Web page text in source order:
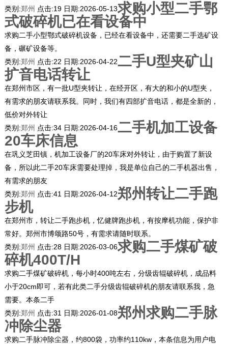
类别:郑州 点击:19 日期:2026-05-13求购小型二手鄂
式破碎机已在看设备中
求购二手小型鄂式破碎机设备，已经在看设备中，还需要二手选矿设
备，碾矿设备等。
类别:郑州 点击:22 日期:2026-04-22二手U型夹矿山
扩音电话转让
在郑州市区，有一批U型夹转让，在经开区，有大的和小的U型夹，
有需求的朋友请联系我。同时，我们有四部扩音电话，都是全新的，
低价对外转让
类别:郑州 点击:34 日期:2026-04-16二手机加工设备
20车床信息
在巩义芝田镇，机加工设备厂的20车床对外转让，由于购置了新设
备，所以此二手20车床需要处理掉，我是单位自己的二手机器出售，
有需求的朋友
类别:郑州 点击:41 日期:2026-04-12郑州转让二手跑
步机
在郑州市，转让二手跑步机，忆健牌跑步机，有按摩机功能，保护非
常好。郑州市博颂路50号，有需求请随时联系。
类别:郑州 点击:28 日期:2026-03-06求购二手煤矿破
碎机400T/H
求购二手煤矿破碎机，每小时400吨左右，分级齿辊破碎机，成品料
小于20cm即可，若有此类二手分级齿辊破碎机的朋友请联系我，急
需要。本条二手
类别:郑州 点击:31 日期:2026-01-08郑州求购二手脉
冲除尘器
求购二手脉冲除尘器，约800袋，功率约110kw，本条信息为用户电